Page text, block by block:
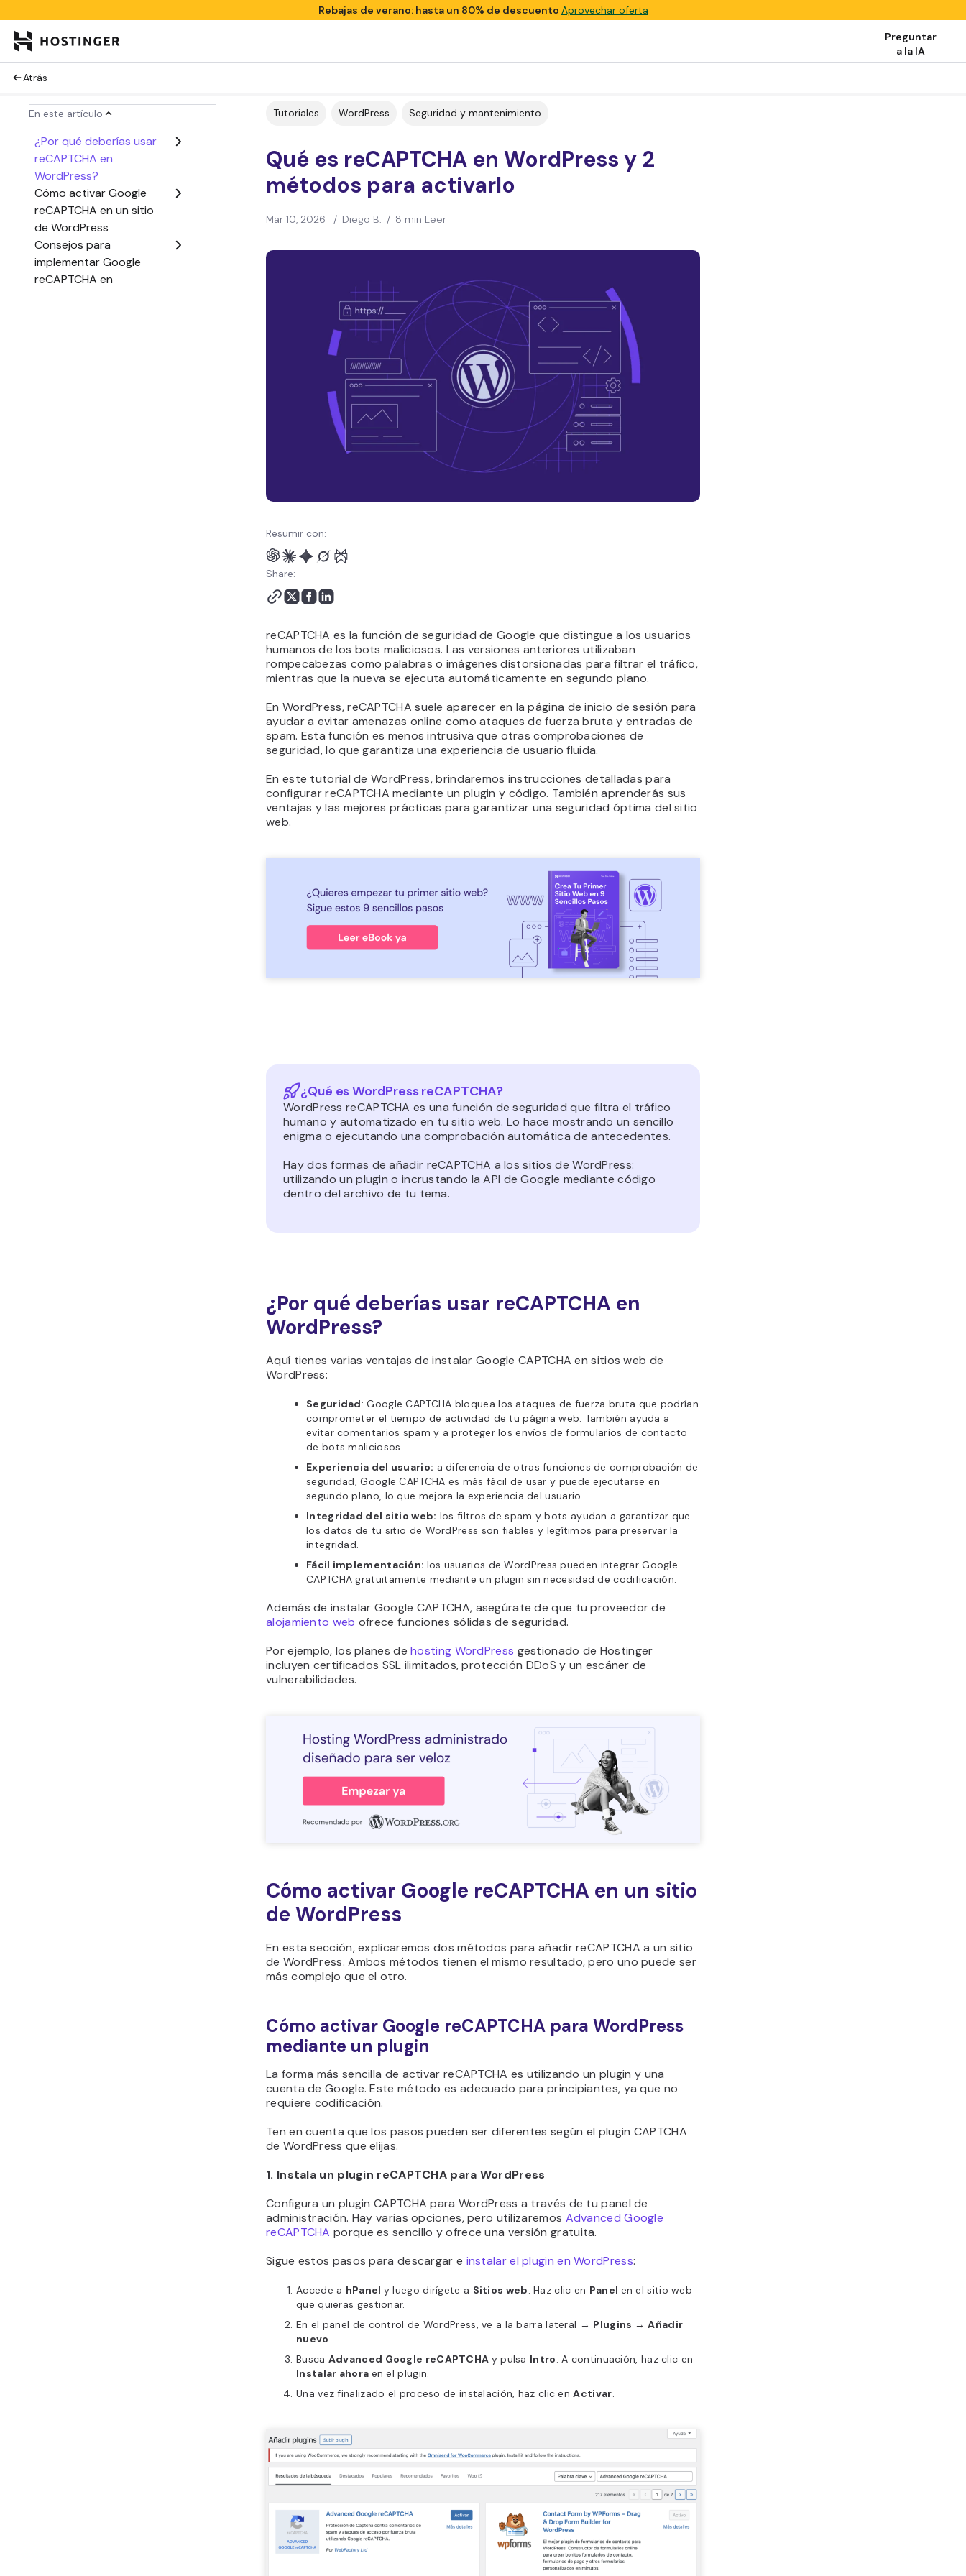
Rebajas de verano: hasta un 80% de descuento Aprovechar oferta
Preguntar
a la IA
Atrás
En este artículo
¿Por qué deberías usar
reCAPTCHA en
WordPress?
Cómo activar Google
reCAPTCHA en un sitio
de WordPress
Consejos para
implementar Google
reCAPTCHA en
Tutoriales WordPress Seguridad y mantenimiento
Qué es reCAPTCHA en WordPress y 2
métodos para activarlo
Mar 10, 2026 / Diego B. / 8 min Leer
Resumir con:
Share:
reCAPTCHA es la función de seguridad de Google que distingue a los usuarios
humanos de los bots maliciosos. Las versiones anteriores utilizaban
rompecabezas como palabras o imágenes distorsionadas para filtrar el tráfico,
mientras que la nueva se ejecuta automáticamente en segundo plano.
En WordPress, reCAPTCHA suele aparecer en la página de inicio de sesión para
ayudar a evitar amenazas online como ataques de fuerza bruta y entradas de
spam. Esta función es menos intrusiva que otras comprobaciones de
seguridad, lo que garantiza una experiencia de usuario fluida.
En este tutorial de WordPress, brindaremos instrucciones detalladas para
configurar reCAPTCHA mediante un plugin y código. También aprenderás sus
ventajas y las mejores prácticas para garantizar una seguridad óptima del sitio
web.
¿Qué es WordPress reCAPTCHA?
WordPress reCAPTCHA es una función de seguridad que filtra el tráfico
humano y automatizado en tu sitio web. Lo hace mostrando un sencillo
enigma o ejecutando una comprobación automática de antecedentes.
Hay dos formas de añadir reCAPTCHA a los sitios de WordPress:
utilizando un plugin o incrustando la API de Google mediante código
dentro del archivo de tu tema.
¿Por qué deberías usar reCAPTCHA en
WordPress?
Aquí tienes varias ventajas de instalar Google CAPTCHA en sitios web de
WordPress:
Seguridad: Google CAPTCHA bloquea los ataques de fuerza bruta que podrían
comprometer el tiempo de actividad de tu página web. También ayuda a
evitar comentarios spam y a proteger los envíos de formularios de contacto
de bots maliciosos.
Experiencia del usuario: a diferencia de otras funciones de comprobación de
seguridad, Google CAPTCHA es más fácil de usar y puede ejecutarse en
segundo plano, lo que mejora la experiencia del usuario.
Integridad del sitio web: los filtros de spam y bots ayudan a garantizar que
los datos de tu sitio de WordPress son fiables y legítimos para preservar la
integridad.
Fácil implementación: los usuarios de WordPress pueden integrar Google
CAPTCHA gratuitamente mediante un plugin sin necesidad de codificación.
Además de instalar Google CAPTCHA, asegúrate de que tu proveedor de
alojamiento web ofrece funciones sólidas de seguridad.
Por ejemplo, los planes dehosting WordPress gestionado de Hostinger
incluyen certificados SSL ilimitados, protección DDoS y un escáner de
vulnerabilidades.
Cómo activar Google reCAPTCHA en un sitio
de WordPress
En esta sección, explicaremos dos métodos para añadir reCAPTCHA a un sitio
de WordPress. Ambos métodos tienen el mismo resultado, pero uno puede ser
más complejo que el otro.
Cómo activar Google reCAPTCHA para WordPress
mediante un plugin
La forma más sencilla de activar reCAPTCHA es utilizando un plugin y una
cuenta de Google. Este método es adecuado para principiantes, ya que no
requiere codificación.
Ten en cuenta que los pasos pueden ser diferentes según el plugin CAPTCHA
de WordPress que elijas.
1. Instala un plugin reCAPTCHA para WordPress
Configura un plugin CAPTCHA para WordPress a través de tu panel de
administración. Hay varias opciones, pero utilizaremos Advanced Google
reCAPTCHA porque es sencillo y ofrece una versión gratuita.
Sigue estos pasos para descargar e instalar el plugin en WordPress:
Accede a hPanel y luego dirígete a Sitios web. Haz clic en Panel en el sitio web
que quieras gestionar.
En el panel de control de WordPress, ve a la barra lateral → Plugins →Añadir
nuevo.
Busca Advanced Google reCAPTCHA y pulsa Intro. A continuación, haz clic en
Instalar ahora en el plugin.
Una vez finalizado el proceso de instalación, haz clic enActivar.